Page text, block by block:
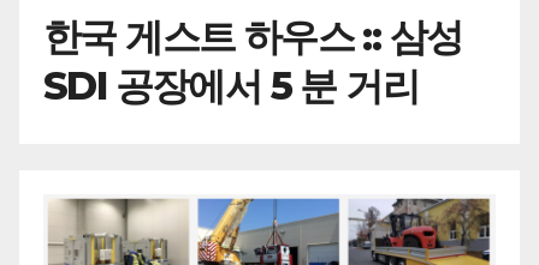
한국 게스트 하우스 :: 삼성
SDI 공장에서 5 분 거리